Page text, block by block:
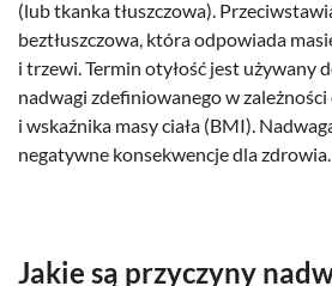
(lub tkanka tłuszczowa).
beztłuszczowa, która odpowiada
i trzewi. Termin otyłość jest używany
nadwagi zdefiniowanego w zależności
i wskaźnika masy ciała (BMI).
negatywne konsekwencje dla zdrowia.
Jakie są przyczyny